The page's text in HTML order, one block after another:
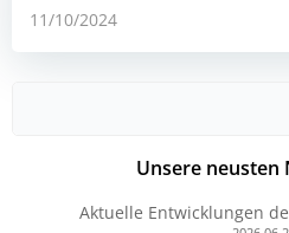
11/10/2024
Unsere neusten
Aktuelle Entwicklungen